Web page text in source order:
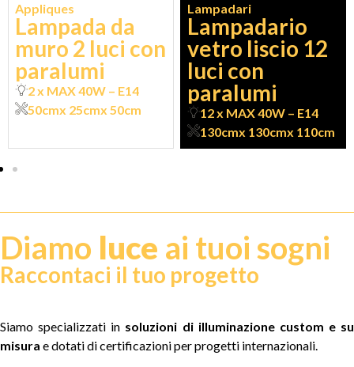
Appliques
Lampada da
muro 2 luci con
paralumi
2 x MAX 40W – E14
50cmx 25cmx 50cm
Lampadari
Lampadario
vetro liscio 12
luci con
paralumi
12 x MAX 40W – E14
130cmx 130cmx 110cm
Diamo luce ai tuoi sogni
Raccontaci il tuo progetto
Siamo specializzati in soluzioni di illuminazione custom e su
misura e dotati di certificazioni per progetti internazionali.